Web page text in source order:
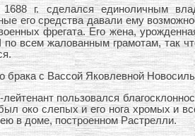
г. сделался единоличным
его средства давали ему
фрегата. Его жена,
всем жалованным грамотам, так
брака с Вассой Яковлевной
пользовался
око слепых и его нога хромых и
в доме, построенном Растрелли.